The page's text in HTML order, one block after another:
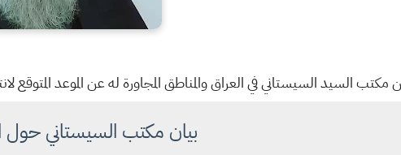
مكتب السيد السيستاني في العراق والمناطق المجاورة له عن الموعد
بيان مكتب السيستاني